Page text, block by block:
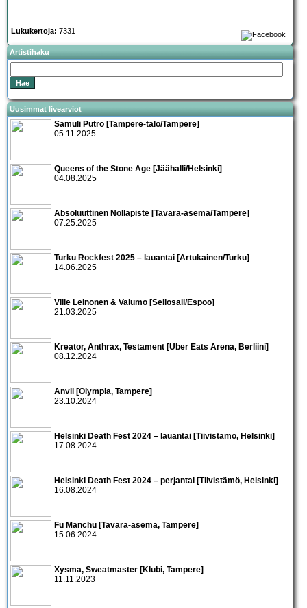
Lukukertoja: 7331
Artistihaku
Uusimmat livearviot
Samuli Putro [Tampere-talo/Tampere]
05.11.2025
Queens of the Stone Age [Jäähalli/Helsinki]
04.08.2025
Absoluuttinen Nollapiste [Tavara-asema/Tampere]
07.25.2025
Turku Rockfest 2025 – lauantai [Artukainen/Turku]
14.06.2025
Ville Leinonen & Valumo [Sellosali/Espoo]
21.03.2025
Kreator, Anthrax, Testament [Uber Eats Arena, Berliini]
08.12.2024
Anvil [Olympia, Tampere]
23.10.2024
Helsinki Death Fest 2024 – lauantai [Tiivistämö, Helsinki]
17.08.2024
Helsinki Death Fest 2024 – perjantai [Tiivistämö, Helsinki]
16.08.2024
Fu Manchu [Tavara-asema, Tampere]
15.06.2024
Xysma, Sweatmaster [Klubi, Tampere]
11.11.2023